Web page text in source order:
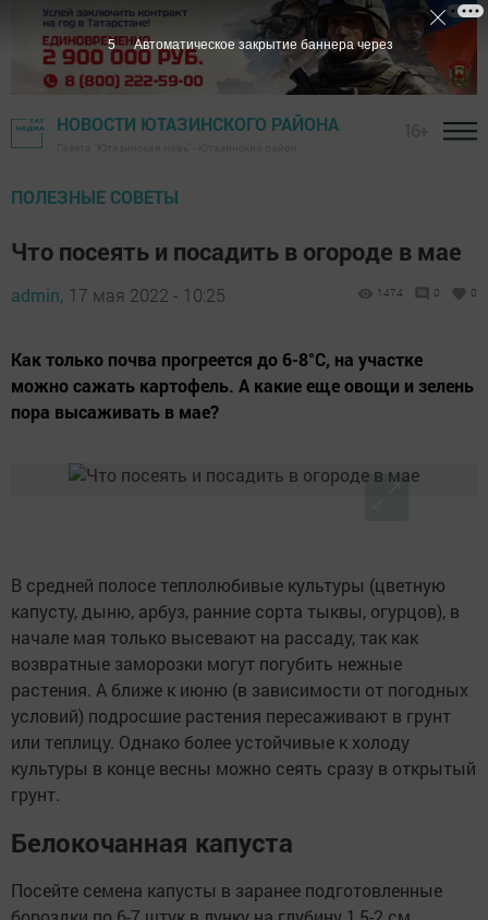
НОВОСТИ ЮТАЗИНСКОГО РАЙОНА
ПОЛЕЗНЫЕ СОВЕТЫ
Что посеять и посадить в огороде в мае
admin, 17 мая 2022 - 10:25 1474 0 0
Как только почва прогреется до 6-8°С, на участке
можно сажать картофель. А какие еще овощи и зелень
пора высаживать в мае?
В средней полосе теплолюбивые культуры (цветную
капусту, дыню, арбуз, ранние сорта тыквы, огурцов), в
начале мая только высевают на рассаду, так как
возвратные заморозки могут погубить нежные
растения. А ближе к июню (в зависимости от погодных
условий) подросшие растения пересаживают в грунт
или теплицу. Однако более устойчивые к холоду
культуры в конце весны можно сеять сразу в открытый
грунт.
Белокочанная капуста
Посейте семена капусты в заранее подготовленные
4 Автоматическое закрытие баннера через